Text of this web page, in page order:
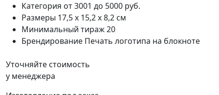
Категория от 3001 до 5000 руб.
Размеры 17,5 х 15,2 х 8,2 см
Минимальный тираж20
Брендирование Печать логотипа на блокноте
Уточняйте стоимость
у менеджера